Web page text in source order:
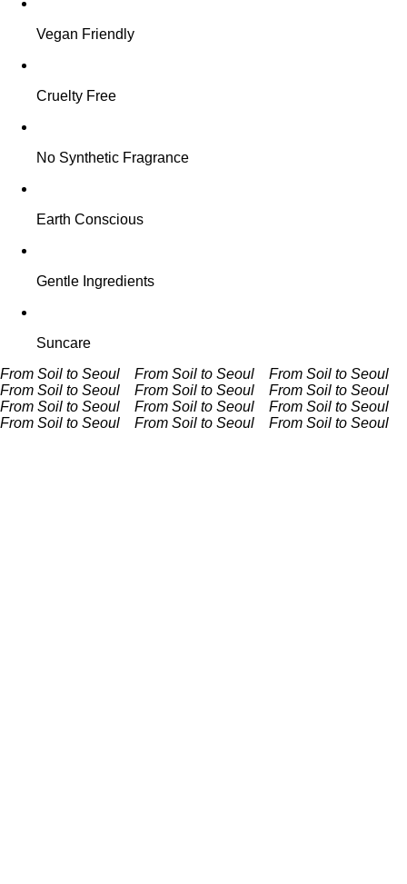
Vegan Friendly
Cruelty Free
No Synthetic Fragrance
Earth Conscious
Gentle Ingredients
Suncare
From Soil to Seoul From Soil to Seoul From Soil to Seoul
From Soil to Seoul From Soil to Seoul From Soil to Seoul
From Soil to Seoul From Soil to Seoul From Soil to Seoul
From Soil to Seoul From Soil to Seoul From Soil to Seoul